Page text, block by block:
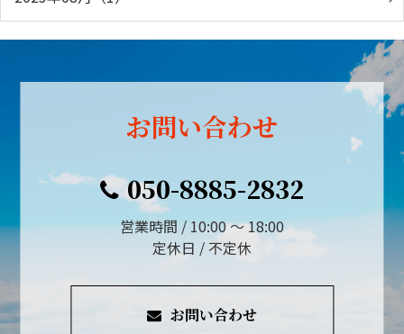
お問い合わせ
050-8885-2832
営業時間 / 10:00 ～ 18:00
定休日 / 不定休
お問い合わせ